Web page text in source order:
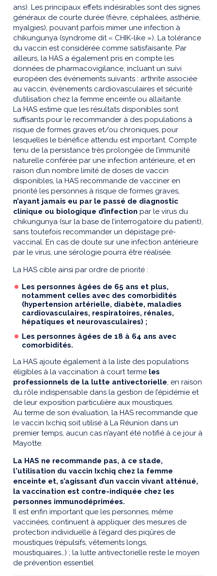
ans). Les principaux effets indésirables sont des signes
généraux de courte durée (fièvre, céphalées, asthénie,
myalgies), pouvant parfois mimer une infection à
chikungunya (syndrome dit « CHIK-like »). La tolérance
du vaccin est considérée comme satisfaisante. Par
ailleurs, la HAS a également pris en compte les
données de pharmacovigilance, incluant un suivi
européen des événements suivants : arthrite associée
au vaccin, évènements cardiovasculaires et sécurité
d’utilisation chez la femme enceinte ou allaitante.
La HAS estime que les résultats disponibles sont
suffisants pour le recommander à des populations à
risque de formes graves et/ou chroniques, pour
lesquelles le bénéfice attendu est important. Compte
tenu de la persistance très prolongée de l’immunité
naturelle conférée par une infection antérieure, et en
raison d’un nombre limité de doses de vaccin
disponibles, la HAS recommande de vacciner en
priorité les personnes à risque de formes graves,
n’ayant jamais eu par le passé de diagnostic
clinique ou biologique d’infection par le virus du
chikungunya (sur la base de l’interrogatoire du patient),
sans toutefois recommander un dépistage pré-
vaccinal. En cas de doute sur une infection antérieure
par le virus, une sérologie pourra être réalisée.
La HAS cible ainsi par ordre de priorité :
Les personnes âgées de 65 ans et plus,
notamment celles avec des comorbidités
(hypertension artérielle, diabète, maladies
cardiovasculaires, respiratoires, rénales,
hépatiques et neurovasculaires) ;
Les personnes âgées de 18 à 64 ans avec
comorbidités.
La HAS ajoute également à la liste des populations
éligibles à la vaccination à court terme les
professionnels de la lutte antivectorielle, en raison
du rôle indispensable dans la gestion de l’épidémie et
de leur exposition particulière aux moustiques.
Au terme de son évaluation, la HAS recommande que
le vaccin Ixchiq soit utilisé à La Réunion dans un
premier temps, aucun cas n’ayant été notifié à ce jour à
Mayotte.
La HAS ne recommande pas, à ce stade,
l'utilisation du vaccin Ixchiq chez la femme
enceinte et, s’agissant d’un vaccin vivant atténué,
la vaccination est contre-indiquée chez les
personnes immunodéprimées.
Il est enfin important que les personnes, même
vaccinées, continuent à appliquer des mesures de
protection individuelle à l’égard des piqûres de
moustiques (répulsifs, vêtements longs,
moustiquaires…) ; la lutte antivectorielle reste le moyen
de prévention essentiel.